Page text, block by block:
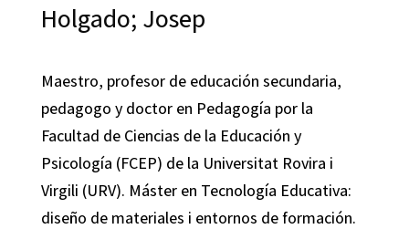
Holgado; Josep
Maestro, profesor de educación secundaria,
pedagogo y doctor en Pedagogía por la
Facultad de Ciencias de la Educación y
Psicología (FCEP) de la Universitat Rovira i
Virgili (URV). Máster en Tecnología Educativa:
diseño de materiales i entornos de formación.